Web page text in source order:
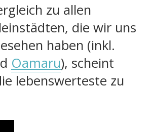
zu allen
die wir uns
haben (inkl.
Oamaru), scheint
lebenswerteste zu